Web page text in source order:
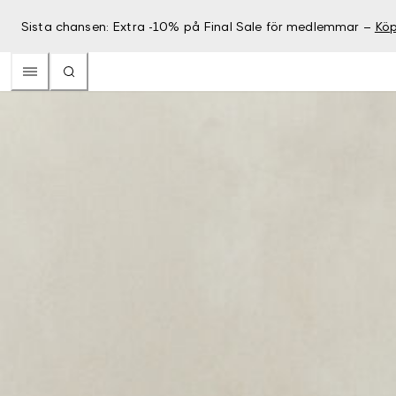
Sista chansen: Extra -10% på Final Sale för medlemmar –